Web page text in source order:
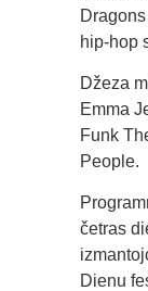
hip-hop
Džeza
Emma
Funk
People.
četras
Dienu